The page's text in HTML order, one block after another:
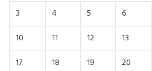
3
4 5 6
10
11 12 13
17
18 19 20